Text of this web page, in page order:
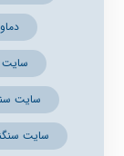
سایت
سایت
سایت